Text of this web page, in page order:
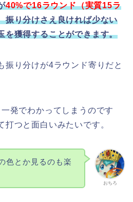
40%で16ラウンド（実質15ラ
振り分けさえ良ければ少ない
を獲得することができます。
振り分けが4ラウンド寄りだと
発でわかってしまうのです
打つと面白いみたいです。
おちろ
色とか見るのも楽